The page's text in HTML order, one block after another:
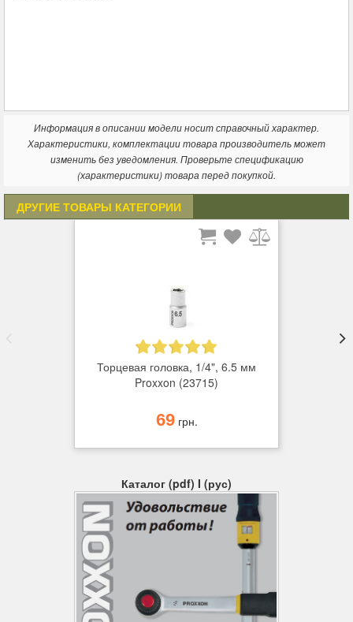
Информация в описании модели носит справочный характер.
Характеристики, комплектации товара производитель может
изменить без уведомления. Проверьте спецификацию
(характеристики) товара перед покупкой.
ДРУГИЕ ТОВАРЫ КАТЕГОРИИ
Торцевая головка, 1/4", 6.5 мм
Proxxon (23715)
69грн.
Каталог (pdf) I (рус)